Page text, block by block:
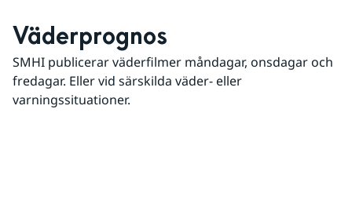
Väderprognos
SMHI publicerar väderfilmer måndagar, onsdagar och
fredagar. Eller vid särskilda väder- eller
varningssituationer.